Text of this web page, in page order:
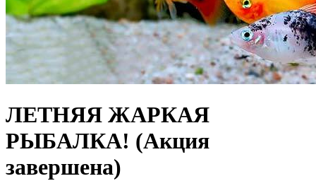
ЛЕТНЯЯ ЖАРКАЯ
РЫБАЛКА! (Акция
завершена)